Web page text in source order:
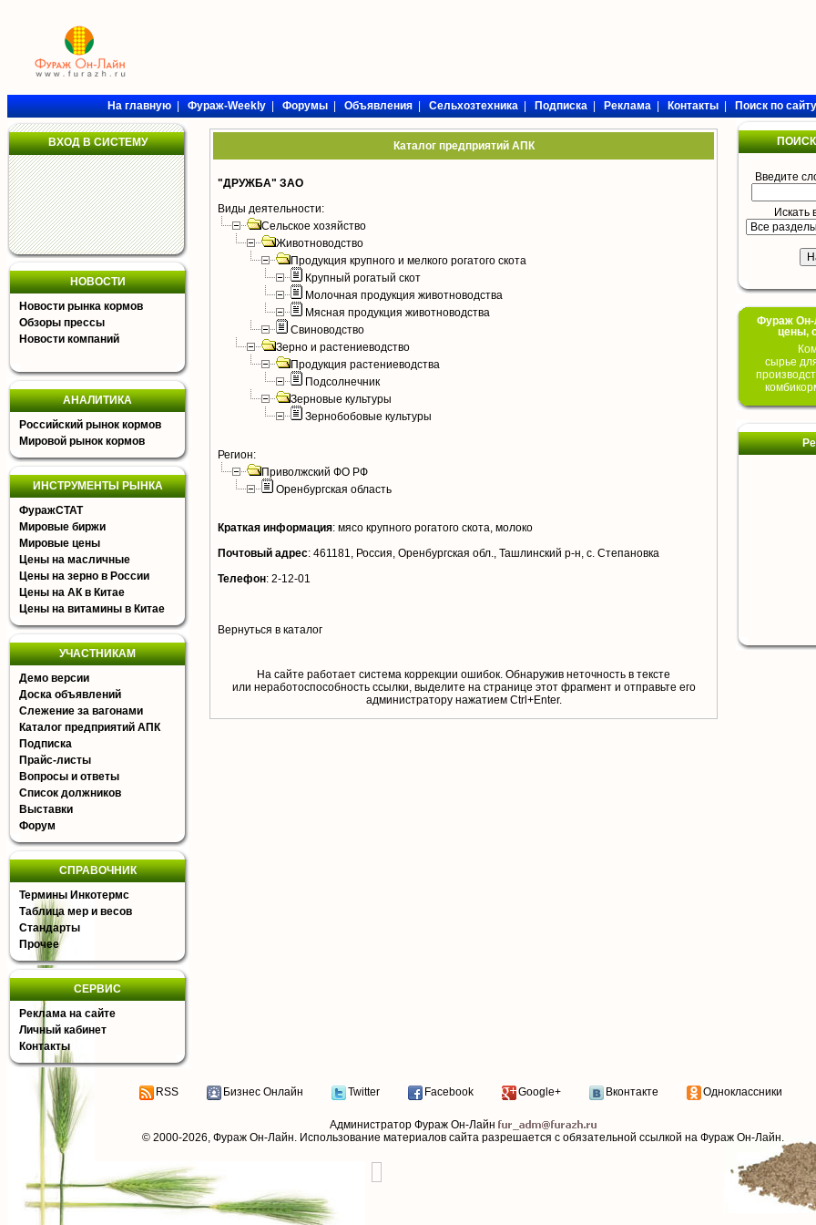
На главную|Фураж-Weekly|Форумы|Объявления|Сельхозтехника|Подписка|Реклама|Контакты|Поиск по сайту
ВХОД В СИСТЕМУ
НОВОСТИ
Новости рынка кормов
Обзоры прессы
Новости компаний
АНАЛИТИКА
Российский рынок кормов
Мировой рынок кормов
ИНСТРУМЕНТЫ РЫНКА
ФуражСТАТ
Мировые биржи
Мировые цены
Цены на масличные
Цены на зерно в России
Цены на АК в Китае
Цены на витамины в Китае
УЧАСТНИКАМ
Демо версии
Доска объявлений
Слежение за вагонами
Каталог предприятий АПК
Подписка
Прайс-листы
Вопросы и ответы
Список должников
Выставки
Форум
СПРАВОЧНИК
Термины Инкотермс
Таблица мер и весов
Стандарты
Прочее
СЕРВИС
Реклама на сайте
Личный кабинет
Контакты
Каталог предприятий АПК
"ДРУЖБА" ЗАО
Виды деятельности:
Сельское хозяйство
Животноводство
Продукция крупного и мелкого рогатого скота
Крупный рогатый скот
Молочная продукция животноводства
Мясная продукция животноводства
Свиноводство
Зерно и растениеводство
Продукция растениеводства
Подсолнечник
Зерновые культуры
Зернобобовые культуры
Регион:
Приволжский ФО РФ
Оренбургская область
Краткая информация: мясо крупного рогатого скота, молоко
Почтовый адрес: 461181, Россия, Оренбургская обл., Ташлинский р-н, с. Степановка
Телефон: 2-12-01
Вернуться в каталог
На сайте работает система коррекции ошибок. Обнаружив неточность в тексте
или неработоспособность ссылки, выделите на странице этот фрагмент и отправьте его
aдминистратору нажатием Ctrl+Enter.
Введите
Искать
Фураж Он-
цены,
сырье
RSS Бизнес Онлайн Twitter Facebook Google+ Вконтакте Одноклассники
Администратор Фураж Он-Лайн
© 2000-2026, Фураж Он-Лайн. Использование материалов сайта разрешается с обязательной ссылкой на Фураж Он-Лайн.